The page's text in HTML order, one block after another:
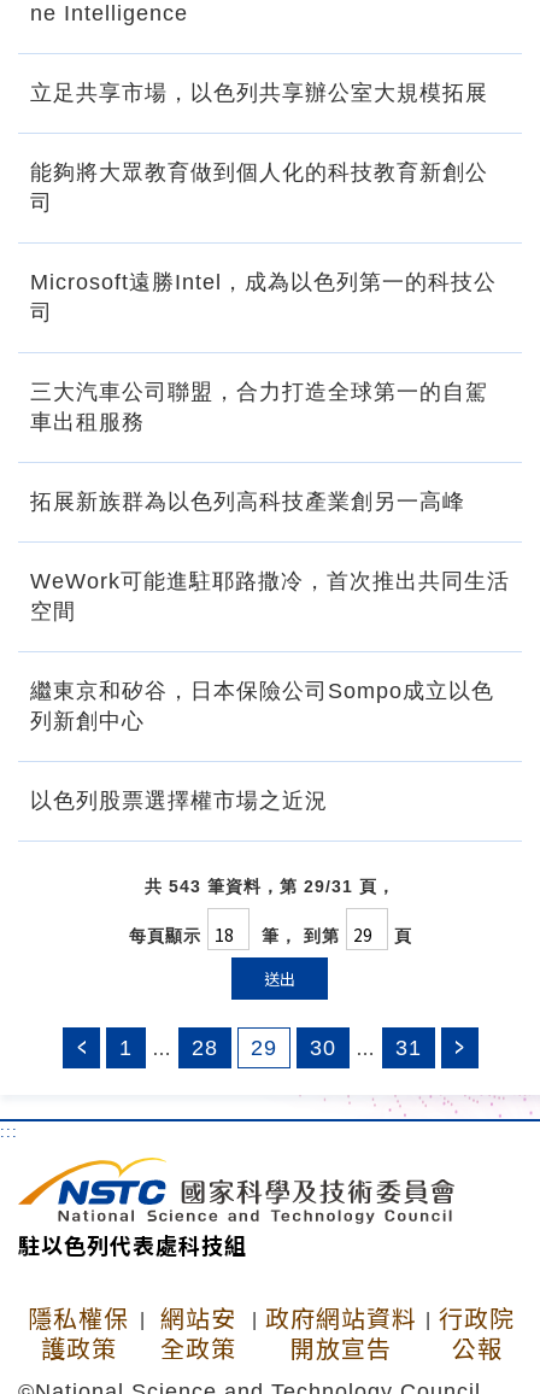
ne Intelligence
立足共享市場，以色列共享辦公室大規模拓展
能夠將大眾教育做到個人化的科技教育新創公
司
Microsoft遠勝Intel，成為以色列第一的科技公
司
三大汽車公司聯盟，合力打造全球第一的自駕
車出租服務
拓展新族群為以色列高科技產業創另一高峰
WeWork可能進駐耶路撒冷，首次推出共同生活
空間
繼東京和矽谷，日本保險公司Sompo成立以色
列新創中心
以色列股票選擇權市場之近況
共 543 筆資料，第 29/31 頁，
每頁顯示 筆， 到第 頁
送出
1 … 28 29 30 … 31
:::
駐以色列代表處科技組
隱私權保
護政策
網站安
全政策
政府網站資料
開放宣告
行政院
公報